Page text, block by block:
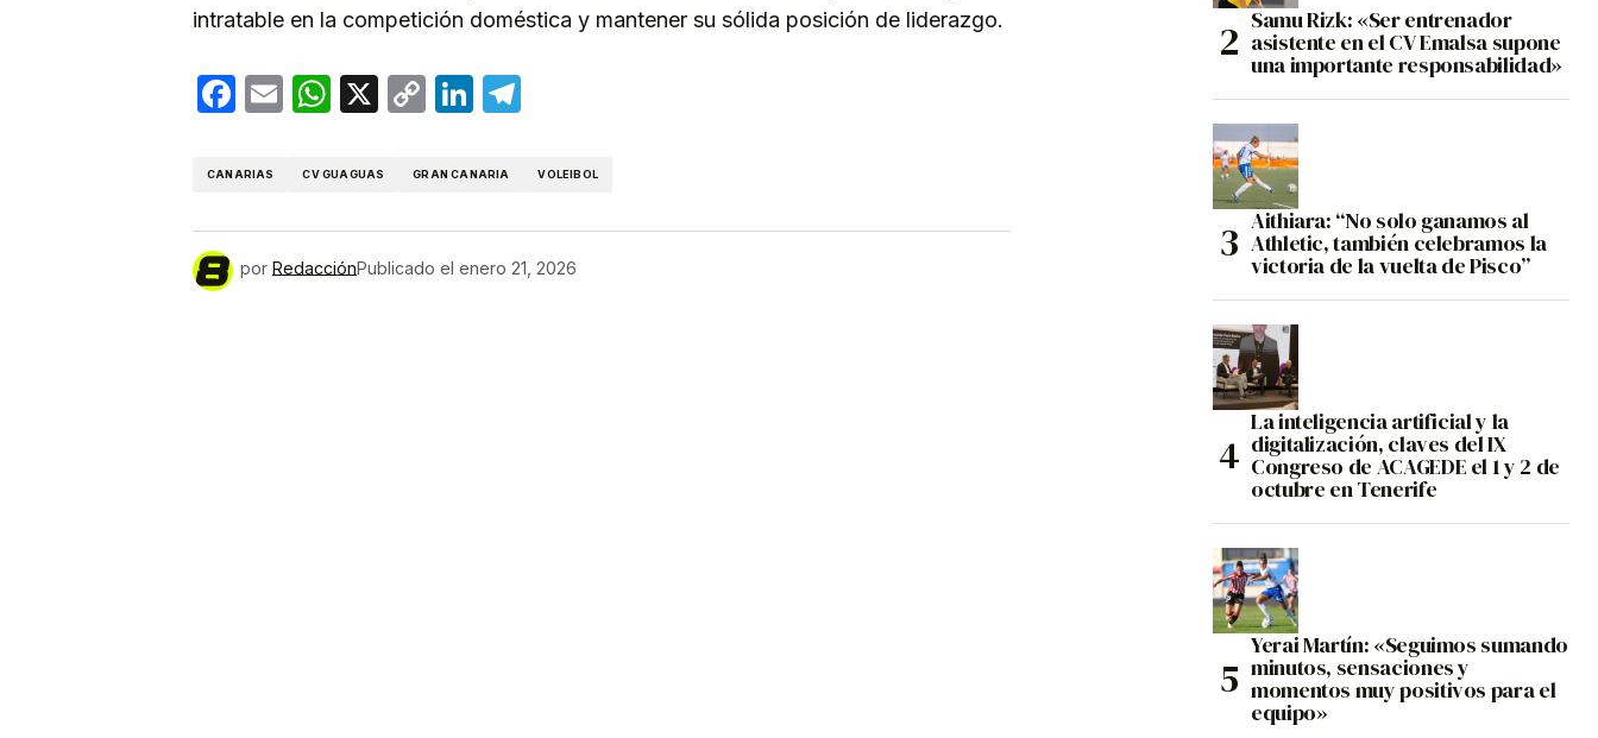
intratable en la competición doméstica y mantener su sólida posición de liderazgo.
Facebook
EmailWhatsApp
X
CopyLinkedIn
CANARIAS CV GUAGUAS GRAN CANARIA VOLEIBOL
por RedacciónPublicado el enero 21, 2026
Samu Rizk: «Ser entrenador
asistente en el CV Emalsa supone
una importante responsabilidad»
Aithiara: “No solo ganamos al
Athletic, también celebramos la
victoria de la vuelta de Pisco”
La inteligencia artificial y la
digitalización, claves del IX
Congreso de ACAGEDE el 1 y 2 de
octubre en Tenerife
Yerai Martín: «Seguimos sumando
minutos, sensaciones y
momentos muy positivos para el
equipo»